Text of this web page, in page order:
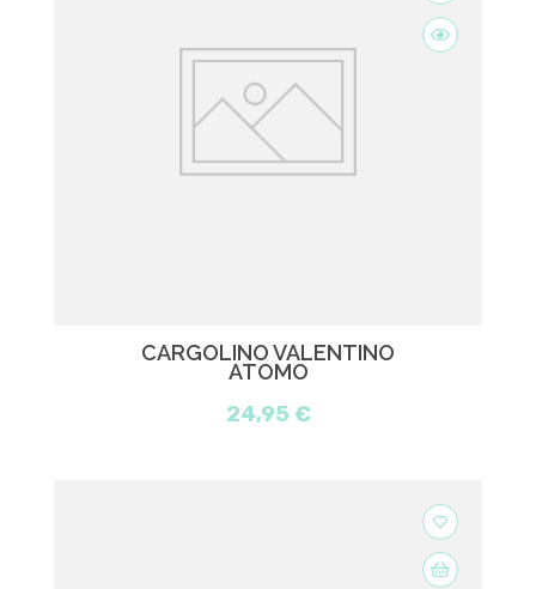
CARGOLINO VALENTINO
ATOMO
24,95 €
favorite_border